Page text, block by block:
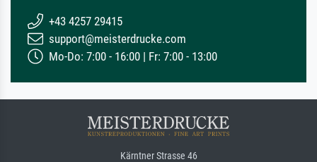
+43 4257 29415
support@meisterdrucke.com
Mo-Do: 7:00 - 16:00 | Fr: 7:00 - 13:00
Kärntner Strasse 46